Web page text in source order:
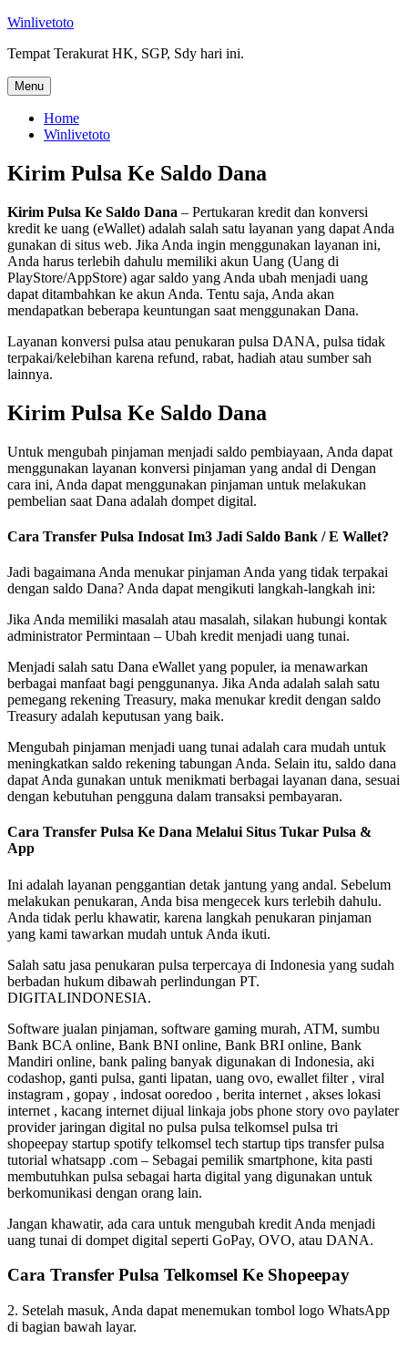
Skip
content
Winlivetoto
Tempat Terakurat HK, SGP, Sdy hari ini.
Menu
Home
Winlivetoto
Kirim Pulsa Ke Saldo Dana
Kirim Pulsa Ke Saldo Dana – Pertukaran kredit dan konversi
kredit ke uang (eWallet) adalah salah satu layanan yang dapat Anda
gunakan di situs web. Jika Anda ingin menggunakan layanan ini,
Anda harus terlebih dahulu memiliki akun Uang (Uang di
PlayStore/AppStore) agar saldo yang Anda ubah menjadi uang
dapat ditambahkan ke akun Anda. Tentu saja, Anda akan
mendapatkan beberapa keuntungan saat menggunakan Dana.
Layanan konversi pulsa atau penukaran pulsa DANA, pulsa tidak
terpakai/kelebihan karena refund, rabat, hadiah atau sumber sah
lainnya.
Kirim Pulsa Ke Saldo Dana
Untuk mengubah pinjaman menjadi saldo pembiayaan, Anda dapat
menggunakan layanan konversi pinjaman yang andal di Dengan
cara ini, Anda dapat menggunakan pinjaman untuk melakukan
pembelian saat Dana adalah dompet digital.
Cara Transfer Pulsa Indosat Im3 Jadi Saldo Bank / E Wallet?
Jadi bagaimana Anda menukar pinjaman Anda yang tidak terpakai
dengan saldo Dana? Anda dapat mengikuti langkah-langkah ini:
Jika Anda memiliki masalah atau masalah, silakan hubungi kontak
administrator Permintaan – Ubah kredit menjadi uang tunai.
Menjadi salah satu Dana eWallet yang populer, ia menawarkan
berbagai manfaat bagi penggunanya. Jika Anda adalah salah satu
pemegang rekening Treasury, maka menukar kredit dengan saldo
Treasury adalah keputusan yang baik.
Mengubah pinjaman menjadi uang tunai adalah cara mudah untuk
meningkatkan saldo rekening tabungan Anda. Selain itu, saldo dana
dapat Anda gunakan untuk menikmati berbagai layanan dana, sesuai
dengan kebutuhan pengguna dalam transaksi pembayaran.
Cara Transfer Pulsa Ke Dana Melalui Situs Tukar Pulsa &
App
Ini adalah layanan penggantian detak jantung yang andal. Sebelum
melakukan penukaran, Anda bisa mengecek kurs terlebih dahulu.
Anda tidak perlu khawatir, karena langkah penukaran pinjaman
yang kami tawarkan mudah untuk Anda ikuti.
Salah satu jasa penukaran pulsa terpercaya di Indonesia yang sudah
berbadan hukum dibawah perlindungan PT.
DIGITALINDONESIA.
Software jualan pinjaman, software gaming murah, ATM, sumbu
Bank BCA online, Bank BNI online, Bank BRI online, Bank
Mandiri online, bank paling banyak digunakan di Indonesia, aki
codashop, ganti pulsa, ganti lipatan, uang ovo, ewallet filter , viral
instagram , gopay , indosat ooredoo , berita internet , akses lokasi
internet , kacang internet dijual linkaja jobs phone story ovo paylater
provider jaringan digital no pulsa pulsa telkomsel pulsa tri
shopeepay startup spotify telkomsel tech startup tips transfer pulsa
tutorial whatsapp .com – Sebagai pemilik smartphone, kita pasti
membutuhkan pulsa sebagai harta digital yang digunakan untuk
berkomunikasi dengan orang lain.
Jangan khawatir, ada cara untuk mengubah kredit Anda menjadi
uang tunai di dompet digital seperti GoPay, OVO, atau DANA.
Cara Transfer Pulsa Telkomsel Ke Shopeepay
2. Setelah masuk, Anda dapat menemukan tombol logo WhatsApp
di bagian bawah layar.